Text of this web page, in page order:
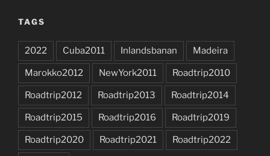
TAGS
2022 Cuba2011 Inlandsbanan Madeira
Marokko2012 NewYork2011 Roadtrip2010
Roadtrip2012 Roadtrip2013 Roadtrip2014
Roadtrip2015 Roadtrip2016 Roadtrip2019
Roadtrip2020 Roadtrip2021 Roadtrip2022